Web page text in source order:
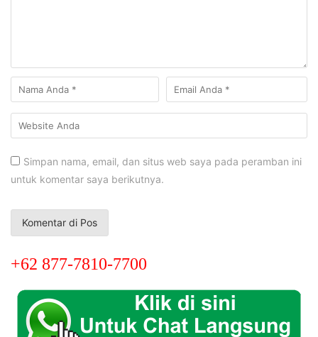
Simpan nama, email, dan situs web saya pada peramban ini
untuk komentar saya berikutnya.
+62 877-7810-7700